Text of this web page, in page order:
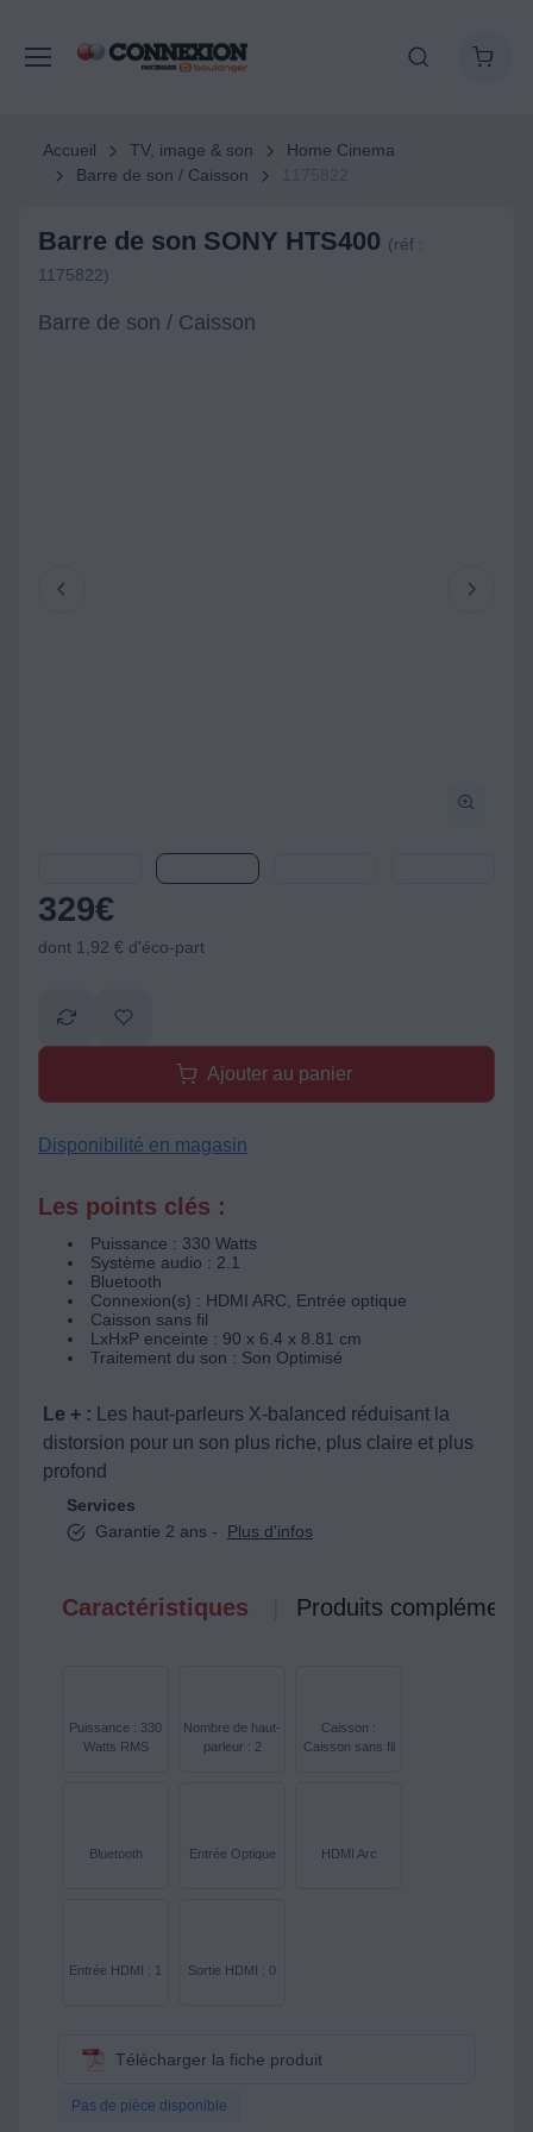
Accueil TV, image & son
Home Cinema
Barre de son / Caisson
Barre de son SONY HTS400 (réf :
1175822)
Barre de son / Caisson
329€
dont 1,92 € d'éco-part
Ajouter au panier
Disponibilité en magasin
Les points clés :
Puissance : 330 Watts
Système audio : 2.1
Bluetooth
Connexion(s) : HDMI ARC, Entrée optique
Caisson sans fil
LxHxP enceinte : 90 x 6.4 x 8.81 cm
Traitement du son : Son Optimisé
Le + :
Les haut-parleurs X-balanced réduisant la
distorsion pour un son plus riche, plus claire et plus
profond
Services
Garantie 2 ans -
Plus d'infos
Caractéristiques Produits
Puissance : 330
Watts RMS
Nombre de haut-
parleur : 2
Caisson :
Caisson sans fil
Bluetooth Entrée Optique HDMI Arc
Entrée HDMI : 1 Sortie HDMI : 0
Télécharger la fiche produit
Pas de pièce disponible